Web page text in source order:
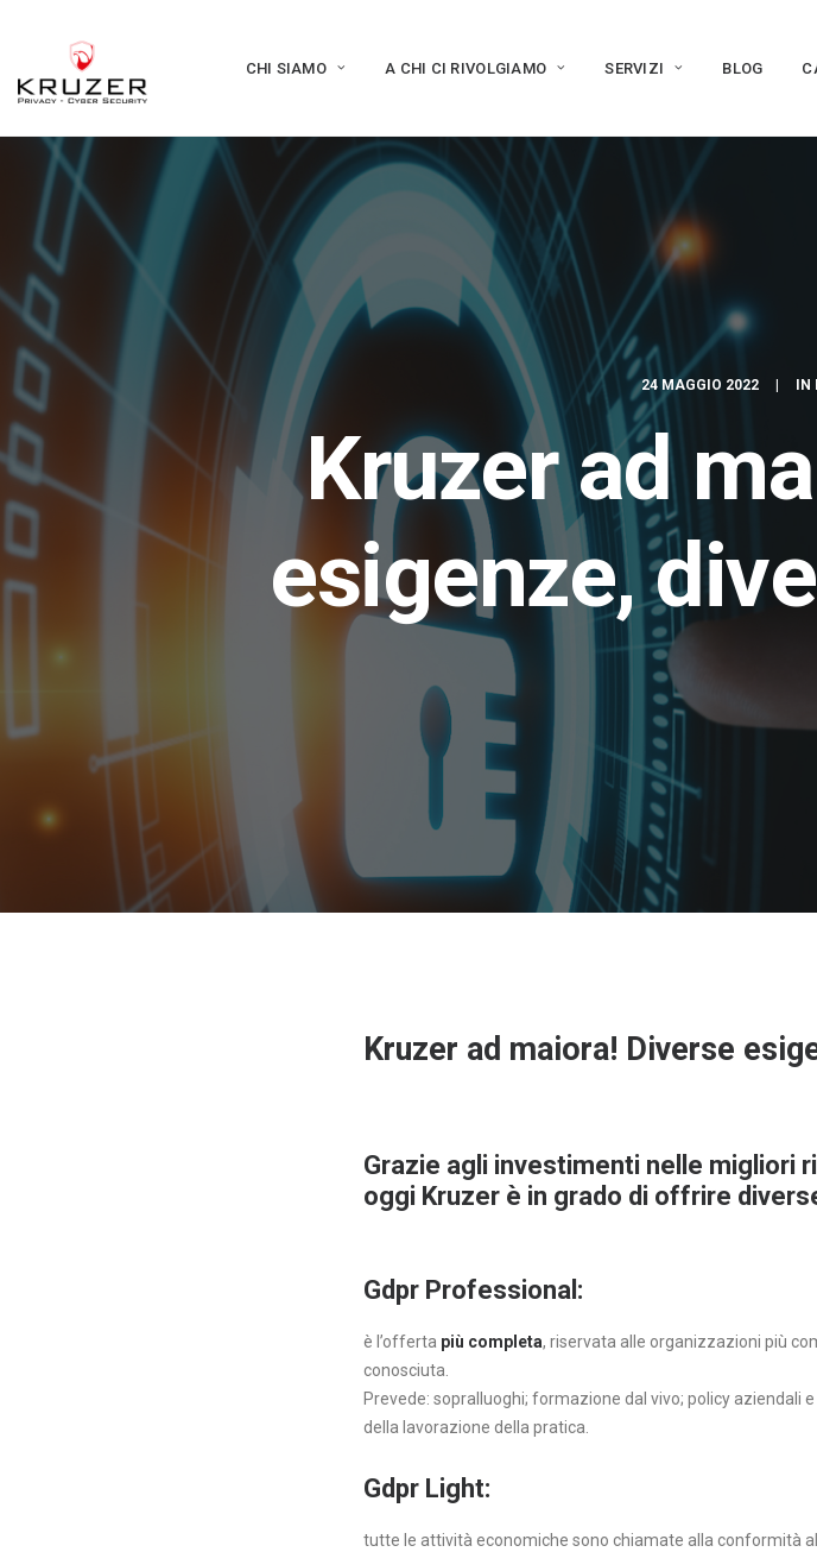
CHI SIAMO A CHI CI RIVOLGIAMO SERVIZI BLOG
24 MAGGIO 2022 IN
Kruzer ad
esigenze,
Kruzer ad maiora! Diverse
Grazie agli investimenti nelle migliori
oggi Kruzer è in grado di offrire
Gdpr Professional:
è l’offerta più completa, riservata alle organizzazioni più
conosciuta.
Prevede: sopralluoghi; formazione dal vivo; policy aziendali
della lavorazione della pratica.
Gdpr Light:
tutte le attività economiche sono chiamate alla conformità